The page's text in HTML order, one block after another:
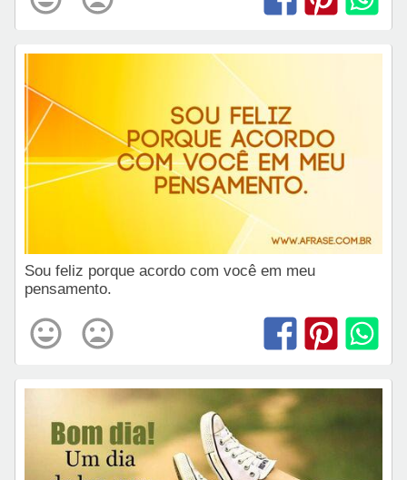
Sou feliz porque acordo com você em meu
pensamento.